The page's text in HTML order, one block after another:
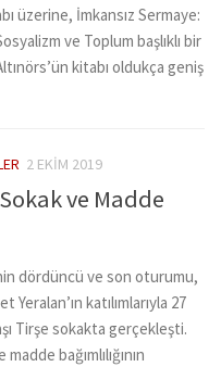
üzerine, İmkansız Sermaye:
ve Toplum başlıklı bir
kitabı oldukça geniş
2 EKIM 2019
ve Madde
dördüncü ve son oturumu,
katılımlarıyla 27
Tirşe sokakta gerçekleşti.
bağımlılığının